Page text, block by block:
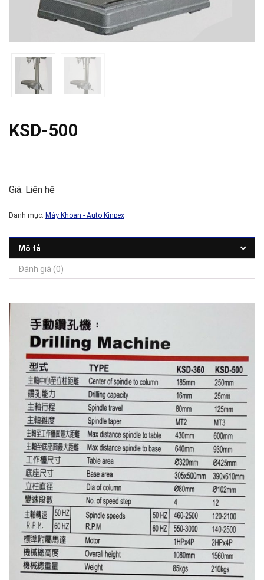
KSD-500
Giá: Liên hệ
Danh mục: Máy Khoan - Auto Kinpex
Mô tả
Đánh giá (0)